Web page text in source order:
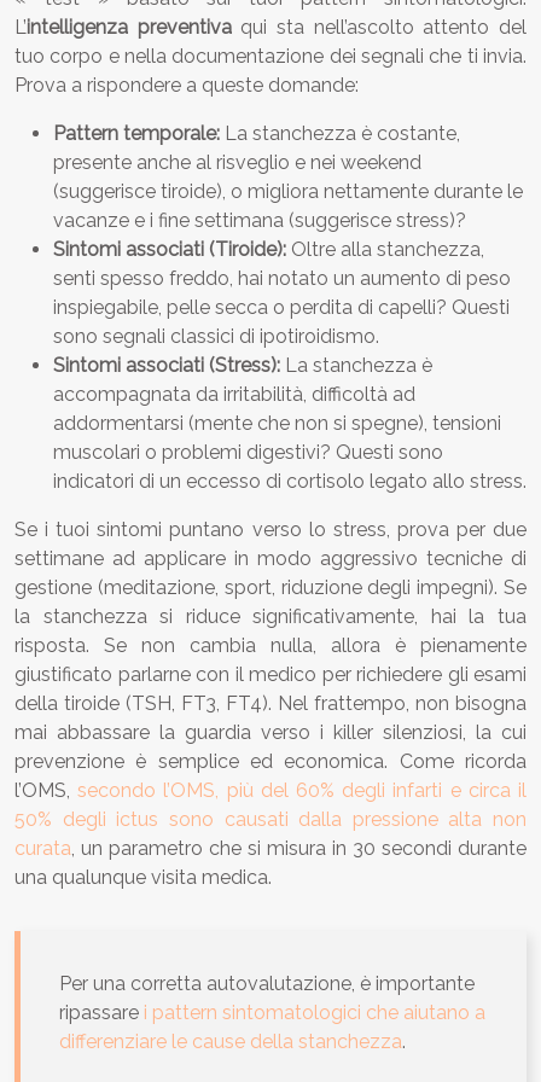
L’intelligenza preventivaqui sta nell’ascolto attento del
tuo corpo e nella documentazione dei segnali che ti invia.
Prova a rispondere a queste domande:
Pattern temporale: La stanchezza è costante,
presente anche al risveglio e nei weekend
(suggerisce tiroide), o migliora nettamente durante le
vacanze e i fine settimana (suggerisce stress)?
Sintomi associati (Tiroide): Oltre alla stanchezza,
senti spesso freddo, hai notato un aumento di peso
inspiegabile, pelle secca o perdita di capelli? Questi
sono segnali classici di ipotiroidismo.
Sintomi associati (Stress): La stanchezza è
accompagnata da irritabilità, difficoltà ad
addormentarsi (mente che non si spegne), tensioni
muscolari o problemi digestivi? Questi sono
indicatori di un eccesso di cortisolo legato allo stress.
Se i tuoi sintomi puntano verso lo stress, prova per due
settimane ad applicare in modo aggressivo tecniche di
gestione (meditazione, sport, riduzione degli impegni). Se
la stanchezza si riduce significativamente, hai la tua
risposta. Se non cambia nulla, allora è pienamente
giustificato parlarne con il medico per richiedere gli esami
della tiroide (TSH, FT3, FT4). Nel frattempo, non bisogna
mai abbassare la guardia verso i killer silenziosi, la cui
prevenzione è semplice ed economica. Come ricorda
l’OMS,secondo l’OMS, più del 60% degli infarti e circa il
50% degli ictus sono causati dalla pressione alta non
curata, un parametro che si misura in 30 secondi durante
una qualunque visita medica.
Per una corretta autovalutazione, è importante
ripassare i pattern sintomatologici che aiutano a
differenziare le cause della stanchezza.